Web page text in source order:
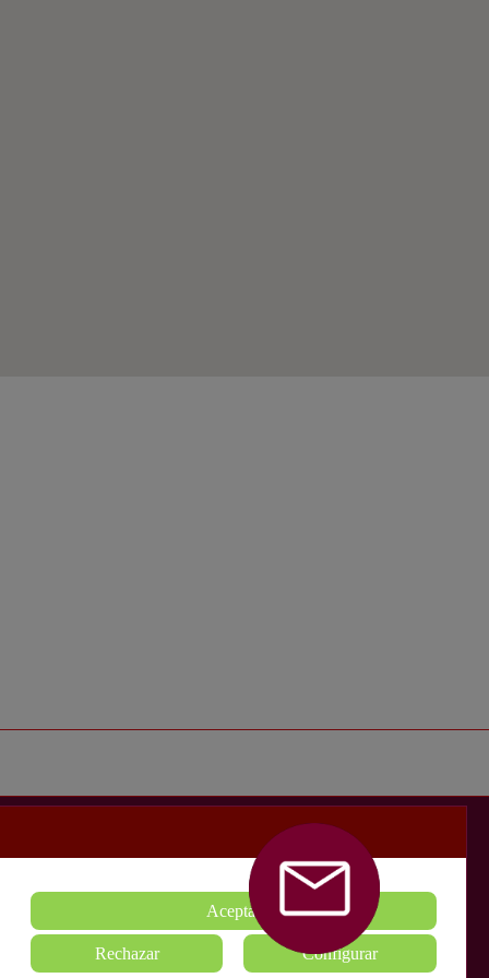
SUELO
CONTACTAR
Solicita Información
Aceptar
Rechazar Configurar